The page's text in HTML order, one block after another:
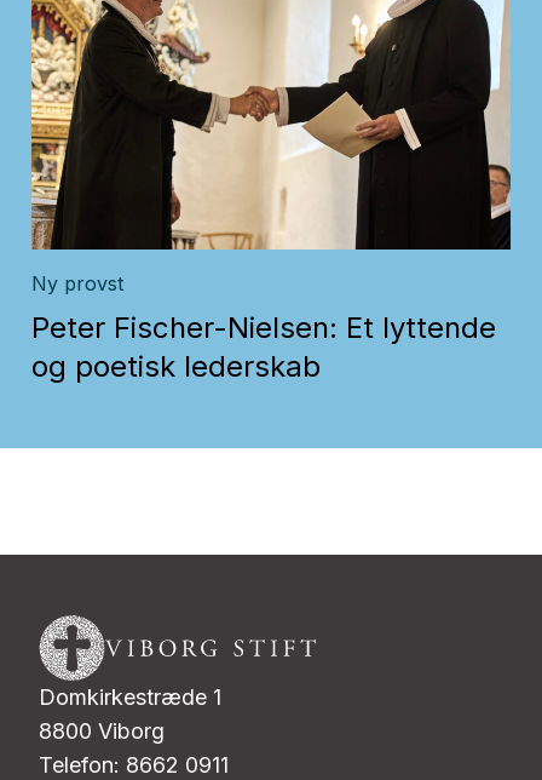
Ny provst
Peter Fischer-Nielsen: Et lyttende
og poetisk lederskab
Domkirkestræde 1
8800 Viborg
Telefon: 8662 0911